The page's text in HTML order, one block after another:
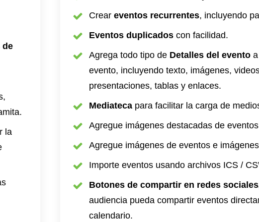
de
la
Crear eventos recurrentes, incluyendo
Eventos duplicados con facilidad.
Agrega todo tipo de Detalles del evento
evento, incluyendo texto, imágenes,
presentaciones, tablas y enlaces.
Mediateca para facilitar la carga de
Agregue imágenes destacadas de
Agregue imágenes de eventos e
Importe eventos usando archivos ICS /
Botones de compartir en redes
audiencia pueda compartir eventos
calendario.